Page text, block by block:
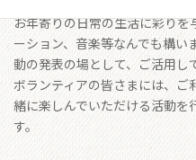
お年寄りの日常の生活に彩り
ーション、音楽等なんでも構
動の発表の場として、ご活用し
ボランティアの皆さまには、
緒に楽しんでいただける活動を
す。